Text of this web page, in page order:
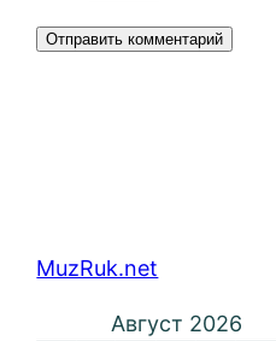
MuzRuk.net
Август 2026